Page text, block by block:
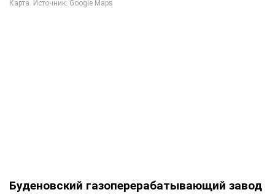
Буденовский газоперерабатывающий завод